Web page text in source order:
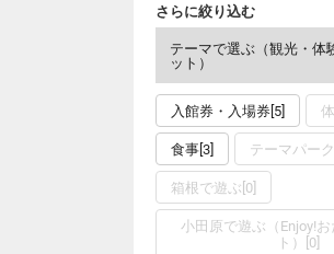
さらに絞り込む
テーマで選ぶ（観光・体
ット）
入館券・入場券[5]
食事[3] テーマパー
箱根で遊ぶ[0]
小田原で遊ぶ（Enjoy!
ト）[0]